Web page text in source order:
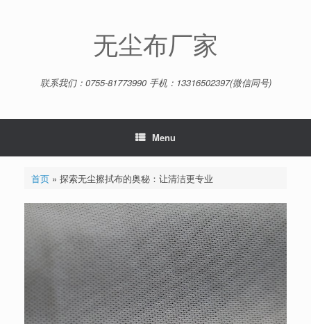
无尘布厂家
联系我们：0755-81773990 手机：13316502397(微信同号)
Menu
首页» 探索无尘擦拭布的奥秘：让清洁更专业